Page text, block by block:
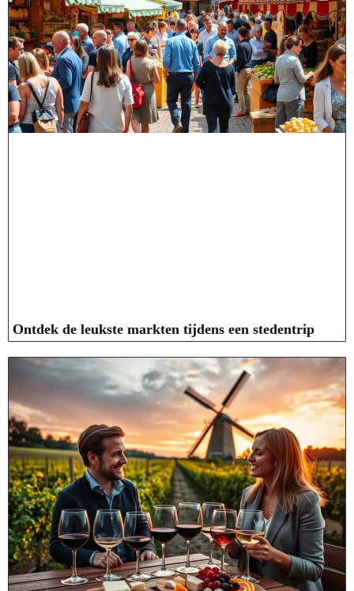
Ontdek de leukste markten tijdens een stedentrip